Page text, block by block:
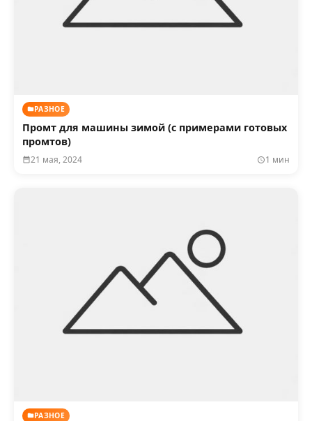
РАЗНОЕ
Промт для машины зимой (с примерами готовых
промтов)
21 мая, 2024 1 мин
РАЗНОЕ